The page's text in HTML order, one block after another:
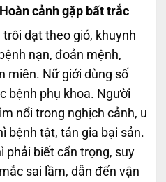
cảnh gặp bất trắc
dạt theo gió, khuynh
nạn, đoản mệnh,
miên. Nữ giới dùng số
bệnh phụ khoa. Người
nổi trong nghịch cảnh, u
bệnh tật, tán gia bại sản.
phải biết cẩn trọng, suy
sai lầm, dẫn đến vận